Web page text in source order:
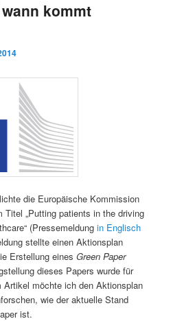
kommt
die Europäische Kommission
Titel „Putting patients in the driving
(Pressemeldungin Englisch
stellte einen Aktionsplan
Erstellung einesGreen Paper
dieses Papers wurde für
Artikel möchte ich den Aktionsplan
wie der aktuelle Stand
ist.